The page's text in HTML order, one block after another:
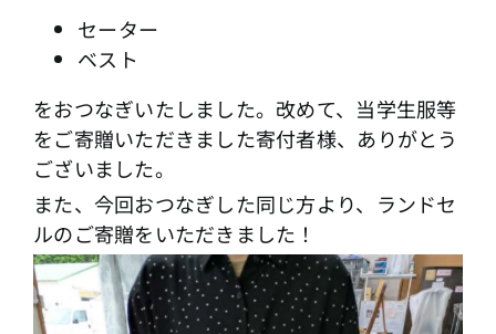
セーター
ベスト
をおつなぎいたしました。改めて、当学生服等
をご寄贈いただきました寄付者様、ありがとう
ございました。
また、今回おつなぎした同じ方より、ランドセ
ルのご寄贈をいただきました！